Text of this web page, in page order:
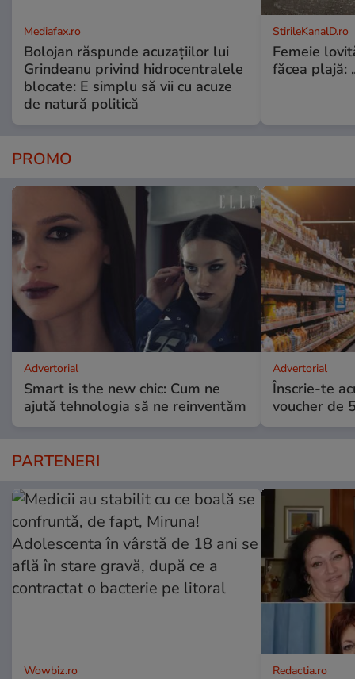
Mediafax.ro
Bolojan răspunde acuzațiilor lui
Grindeanu privind hidrocentralele
blocate: E simplu să vii cu acuze
de natură politică
StirileKanalD.ro
Femeie
făcea plajă:
PROMO
Advertorial
Smart is the new chic: Cum ne
ajută tehnologia să ne reinventăm
Advertorial
Înscrie-te
voucher de
PARTENERI
Wowbiz.ro Redactia.ro